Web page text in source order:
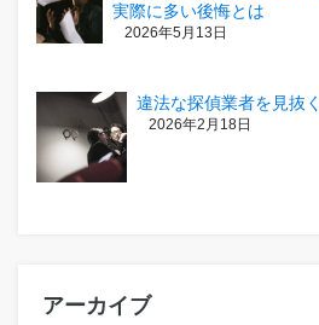
実際に多い後悔とは
2026年5月13日
違法な探偵業者を見抜
2026年2月18日
アーカイブ